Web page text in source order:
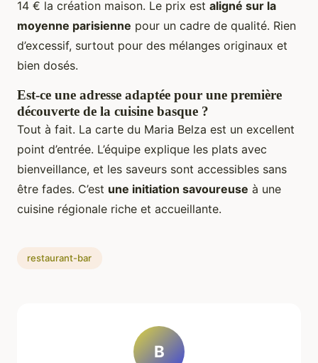
14 € la création maison. Le prix est aligné sur la
moyenne parisienne pour un cadre de qualité. Rien
d’excessif, surtout pour des mélanges originaux et
bien dosés.
Est-ce une adresse adaptée pour une première
découverte de la cuisine basque ?
Tout à fait. La carte du Maria Belza est un excellent
point d’entrée. L’équipe explique les plats avec
bienveillance, et les saveurs sont accessibles sans
être fades. C’est une initiation savoureuse à une
cuisine régionale riche et accueillante.
restaurant-bar
B